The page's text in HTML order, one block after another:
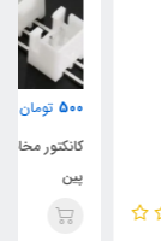
کانکتور مخابراتی XH نری رایت 3